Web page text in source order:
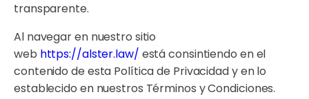
transparente.
Al navegar en nuestro sitio
web https://alster.law/ está consintiendo en el
contenido de esta Política de Privacidad y en lo
establecido en nuestros Términos y Condiciones.